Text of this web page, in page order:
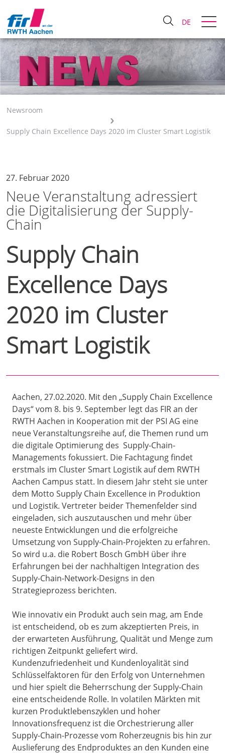
DE
Newsroom
Supply Chain Excellence Days 2020 im Cluster Smart Logistik
27. Februar 2020
Neue Veranstaltung adressiert
die Digitalisierung der Supply-
Chain
Supply Chain
Excellence Days
2020 im Cluster
Smart Logistik
Aachen, 27.02.2020. Mit den „Supply Chain Excellence
Days“ vom 8. bis 9. September legt das FIR an der
RWTH Aachen in Kooperation mit der PSI AG eine
neue Veranstaltungsreihe auf, die Themen rund um
die digitale Optimierung des Supply-Chain-
Managements fokussiert. Die Fachtagung findet
erstmals im Cluster Smart Logistik auf dem RWTH
Aachen Campus statt. In diesem Jahr steht sie unter
dem Motto Supply Chain Excellence in Produktion
und Logistik. Vertreter beider Themenfelder sind
eingeladen, sich auszutauschen und mehr über
neueste Entwicklungen und die erfolgreiche
Umsetzung von Supply-Chain-Projekten zu erfahren.
So wird u.a. die Robert Bosch GmbH über ihre
Erfahrungen bei der nachhaltigen Integration des
Supply-Chain-Network-Designs in den
Strategieprozess berichten.
Wie innovativ ein Produkt auch sein mag, am Ende
ist entscheidend, ob es zum akzeptierten Preis, in
der erwarteten Ausführung, Qualität und Menge zum
richtigen Zeitpunkt geliefert wird.
Kundenzufriedenheit und Kundenloyalität sind
Schlüsselfaktoren für den Erfolg von Unternehmen
und hier spielt die Beherrschung der Supply-Chain
eine entscheidende Rolle. In volatilen Märkten mit
kurzen Produktlebenszyklen und hoher
Innovationsfrequenz ist die Orchestrierung aller
Supply-Chain-Prozesse vom Roherzeugnis bis hin zur
Auslieferung des Endproduktes an den Kunden eine